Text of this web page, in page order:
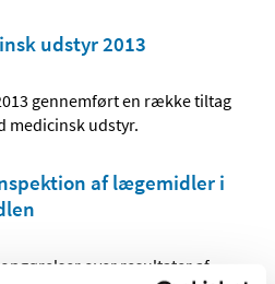
udstyr 2013
gennemført en række tiltag
medicinsk udstyr.
af lægemidler i
over resultater af